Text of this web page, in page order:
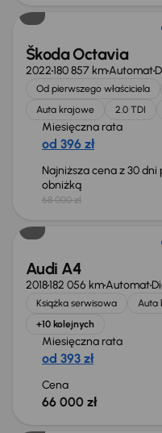
Škoda Octavia
2022180 857 kmAutomat
Od pierwszego właściciela
Auta krajowe
2.0 TDI
Miesięczna rata
od 396 zł
Najniższa cena z 30 dni
obniżką
68 000 zł
Audi A4
2018182 056 kmAutomat
Książka serwisowa Auta
+10 kolejnych
Miesięczna rata
od 393 zł
Cena
66 000 zł